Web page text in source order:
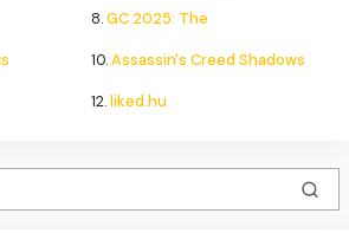
8.GC 2025: The
10.Assassin's Creed Shadows
12.liked.hu